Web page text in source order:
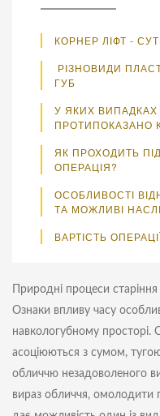
КОРНЕР ЛІФТ -
РІЗНОВИДИ
ГУБ
У ЯКИХ
ПРОТИПОКАЗАНО
ЯК ПРОХОДИТЬ
ОПЕРАЦІЯ?
ОСОБЛИВОСТІ
ТА МОЖЛИВІ
ВАРТІСТЬ
Природні процеси
Ознаки впливу часу
навкологубному просторі.
асоціюються з сумом,
обличчю незадоволеного
вираз обличчя, омолодити